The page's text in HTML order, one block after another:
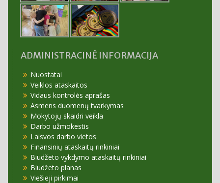
ADMINISTRACINĖ INFORMACIJA
Nuostatai
Veiklos ataskaitos
Vidaus kontrolės aprašas
Asmens duomenų tvarkymas
Mokytojų skaidri veikla
Darbo užmokestis
Laisvos darbo vietos
Finansinių ataskaitų rinkiniai
Biudžeto vykdymo ataskaitų rinkiniai
Biudžeto planas
Viešieji pirkimai